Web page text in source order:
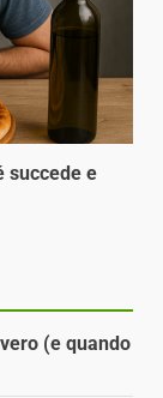
succede e
(e quando